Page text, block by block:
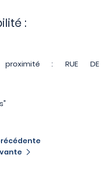
:
proximité : RUE DE